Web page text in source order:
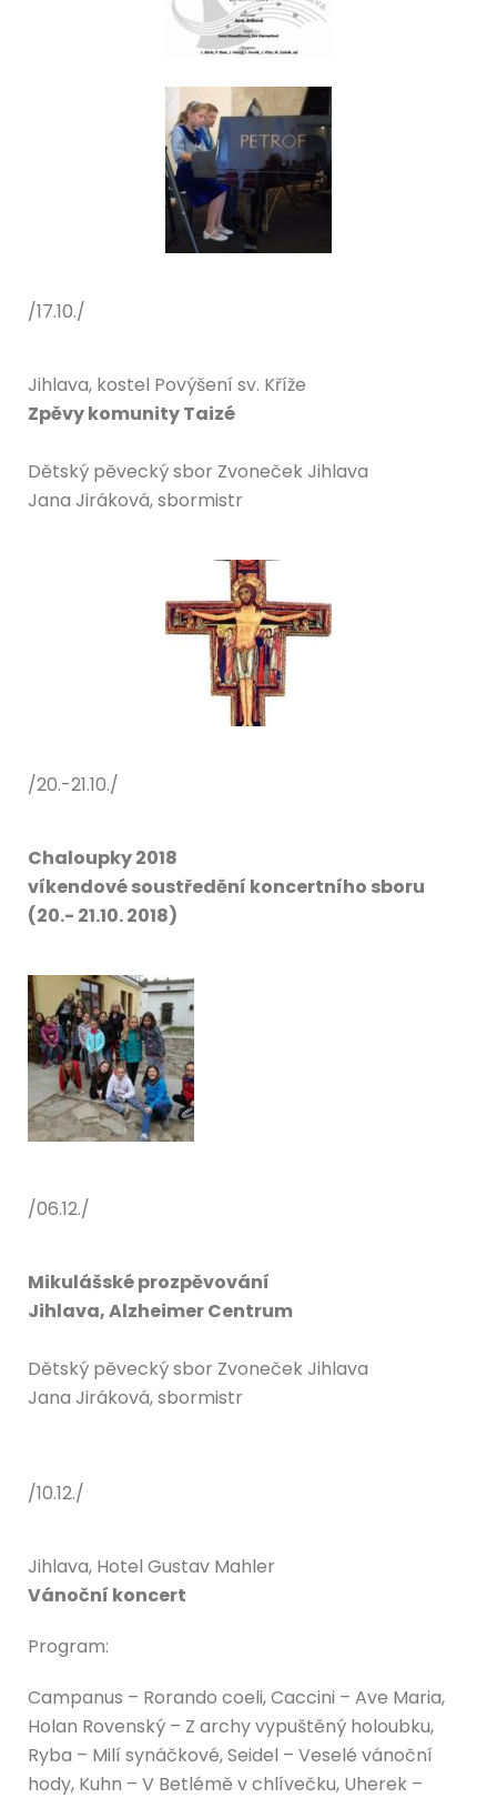
/17.10./
Jihlava, kostel Povýšení sv. Kříže
Zpěvy komunity Taizé
Dětský pěvecký sbor Zvoneček Jihlava
Jana Jiráková, sbormistr
/20.-21.10./
Chaloupky 2018
víkendové soustředění koncertního sboru
(20.- 21.10. 2018)
/06.12./
Mikulášské prozpěvování
Jihlava, Alzheimer Centrum
Dětský pěvecký sbor Zvoneček Jihlava
Jana Jiráková, sbormistr
/10.12./
Jihlava, Hotel Gustav Mahler
Vánoční koncert
Program:
Campanus – Rorando coeli, Caccini – Ave Maria,
Holan Rovenský – Z archy vypuštěný holoubku,
Ryba – Milí synáčkové, Seidel – Veselé vánoční
hody, Kuhn – V Betlémě v chlívečku, Uherek –